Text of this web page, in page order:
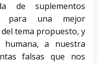
de suplementos
para una mejor
tema propuesto, y
a nuestra
falsas que nos